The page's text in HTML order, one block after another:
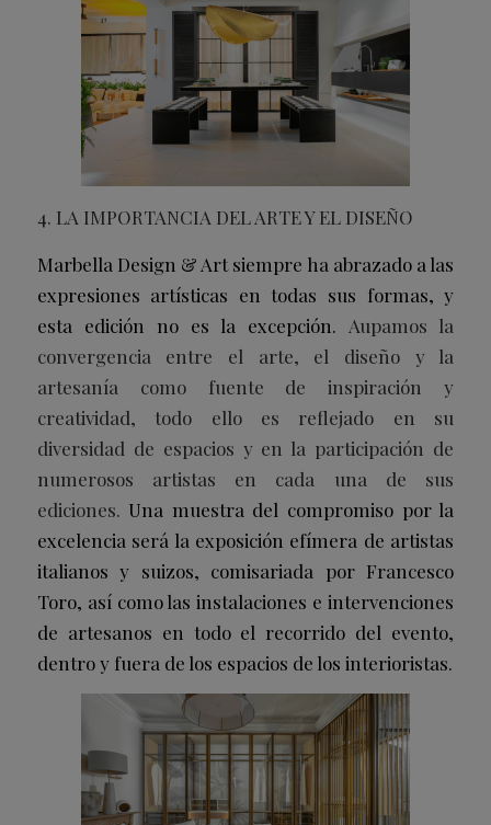
4. LA IMPORTANCIA DEL ARTE Y EL DISEÑO
Marbella Design & Art siempre ha abrazado a las
expresiones artísticas en todas sus formas, y
esta edición no es la excepción. Aupamos la
convergencia entre el arte, el diseño y la
artesanía como fuente de inspiración y
creatividad, todo ello es reflejado en su
diversidad de espacios y en la participación de
numerosos artistas en cada una de sus
ediciones. Una muestra del compromiso por la
excelencia será la exposición efímera de artistas
italianos y suizos, comisariada por Francesco
Toro, así como las instalaciones e intervenciones
de artesanos en todo el recorrido del evento,
dentro y fuera de los espacios de los interioristas.